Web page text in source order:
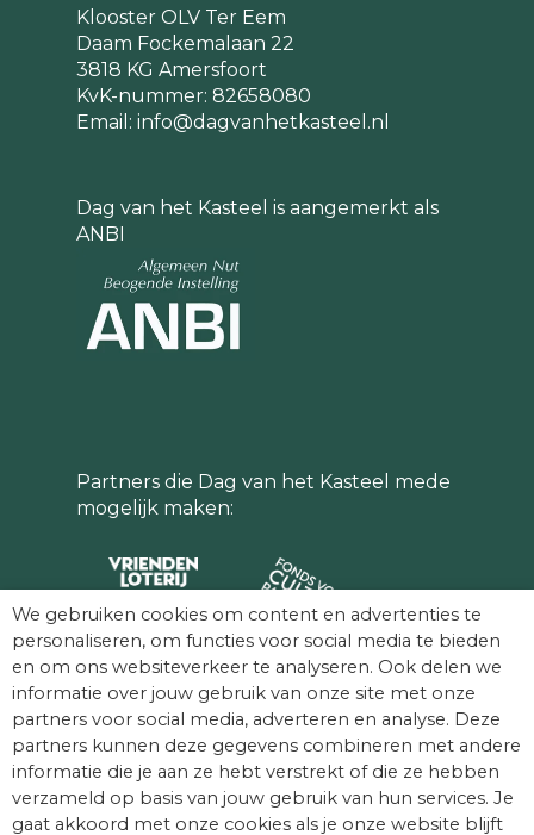
Klooster OLV Ter Eem
Daam Fockemalaan 22
3818 KG Amersfoort
KvK-nummer: 82658080
Email: info@dagvanhetkasteel.nl
Dag van het Kasteel is aangemerkt als
ANBI
Partners die Dag van het Kasteel mede
mogelijk maken:
We gebruiken cookies om content en advertenties te
personaliseren, om functies voor social media te bieden
en om ons websiteverkeer te analyseren. Ook delen we
informatie over jouw gebruik van onze site met onze
partners voor social media, adverteren en analyse. Deze
partners kunnen deze gegevens combineren met andere
informatie die je aan ze hebt verstrekt of die ze hebben
verzameld op basis van jouw gebruik van hun services. Je
gaat akkoord met onze cookies als je onze website blijft